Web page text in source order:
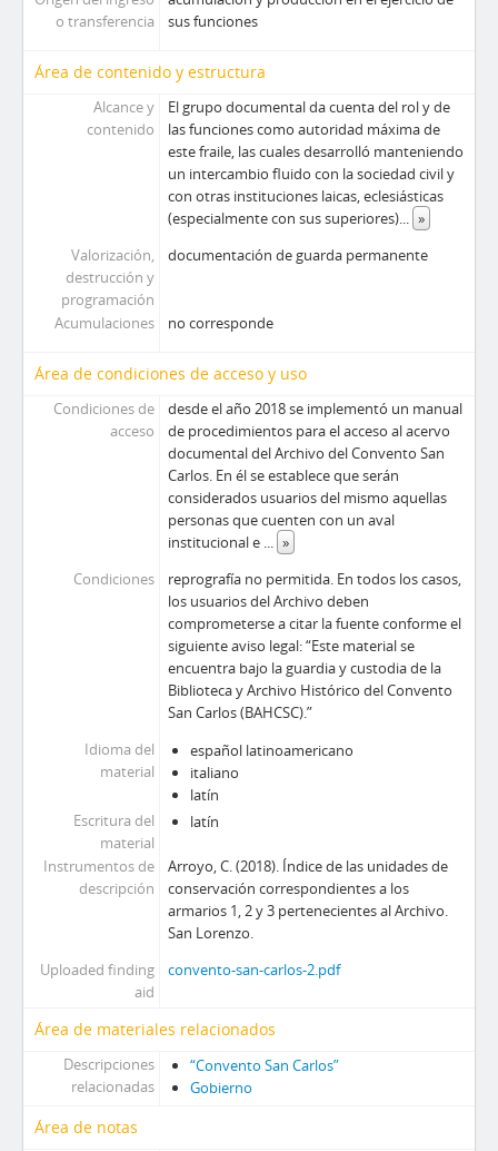
o transferencia
sus funciones
Área de contenido y estructura
Alcance y
contenido
El grupo documental da cuenta del rol y de
las funciones como autoridad máxima de
este fraile, las cuales desarrolló manteniendo
un intercambio fluido con la sociedad civil y
con otras instituciones laicas, eclesiásticas
(especialmente con sus superiores)... »
Valorización,
destrucción y
programación
documentación de guarda permanente
Acumulaciones no corresponde
Área de condiciones de acceso y uso
Condiciones de
acceso
desde el año 2018 se implementó un manual
de procedimientos para el acceso al acervo
documental del Archivo del Convento San
Carlos. En él se establece que serán
considerados usuarios del mismo aquellas
personas que cuenten con un aval
institucional e ... »
Condiciones
reprografía no permitida. En todos los casos,
los usuarios del Archivo deben
comprometerse a citar la fuente conforme el
siguiente aviso legal: “Este material se
encuentra bajo la guardia y custodia de la
Biblioteca y Archivo Histórico del Convento
San Carlos (BAHCSC).”
Idioma del
material
español latinoamericano
italiano
latín
Escritura del
material
latín
Instrumentos de
descripción
Arroyo, C. (2018). Índice de las unidades de
conservación correspondientes a los
armarios 1, 2 y 3 pertenecientes al Archivo.
San Lorenzo.
Uploaded finding
aid
convento-san-carlos-2.pdf
Área de materiales relacionados
Descripciones
relacionadas
“Convento San Carlos”
Gobierno
Área de notas